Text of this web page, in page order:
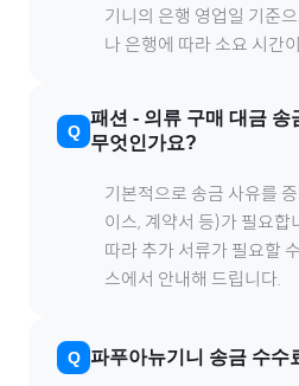
기니의 은행 영업일 기준
나 은행에 따라 소요 시간
패션 - 의류 구매 대금 송
무엇인가요?
기본적으로 송금 사유를
이스, 계약서 등)가 필요합
따라 추가 서류가 필요할
스에서 안내해 드립니다.
파푸아뉴기니 송금 수수